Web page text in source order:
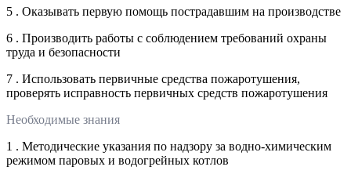
5 . Оказывать первую помощь пострадавшим на производстве
6 . Производить работы с соблюдением требований охраны
труда и безопасности
7 . Использовать первичные средства пожаротушения,
проверять исправность первичных средств пожаротушения
Необходимые знания
1 . Методические указания по надзору за водно-химическим
режимом паровых и водогрейных котлов